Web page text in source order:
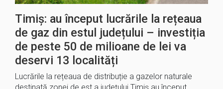
Timiș: au început lucrările la rețeaua
de gaz din estul județului – investiția
de peste 50 de milioane de lei va
deservi 13 localități
Lucrările la rețeaua de distribuție a gazelor naturale
destinată zonei de est a județului Timiș au început